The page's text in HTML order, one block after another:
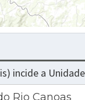
incide a
Rio Canoas